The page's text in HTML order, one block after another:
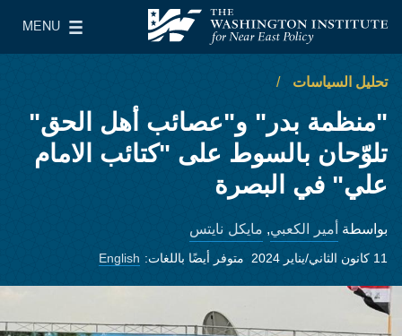
معهد واشنطن لسياسات الشرق الأدنى
MENU
Main Menu
تحليل السياسات
"منظمة بدر" و"عصائب أهل الحق"
تلوّحان بالسوط على "كتائب الامام
علي" في البصرة
بواسطة أمير الكعبي, مايكل نايتس
11 كانون الثاني/يناير 2024 متوفر أيضًا باللغات: English